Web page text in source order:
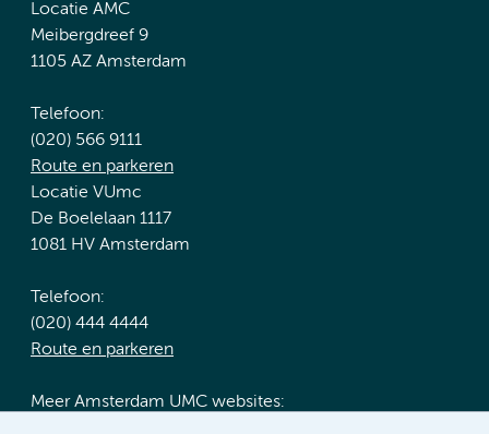
Locatie AMC
Meibergdreef 9
1105 AZ Amsterdam
Telefoon:
(020) 566 9111
Route en parkeren
Locatie VUmc
De Boelelaan 1117
1081 HV Amsterdam
Telefoon:
(020) 444 4444
Route en parkeren
Meer Amsterdam UMC websites: